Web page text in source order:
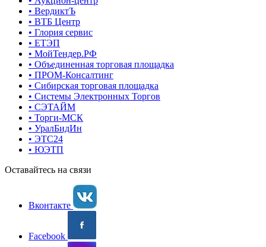
• ВердиктЪ
• ВТБ Центр
• Глория сервис
• ЕТЭП
• МойТендер.РФ
• Объединенная торговая площадка
• ПРОМ-Консалтинг
• Сибирская торговая площадка
• Системы Электронных Торгов
• СЭТАЙМ
• Торги-МСК
• УралБидИн
• ЭТС24
• ЮЭТП
Оставайтесь на связи
Вконтакте
Facebook